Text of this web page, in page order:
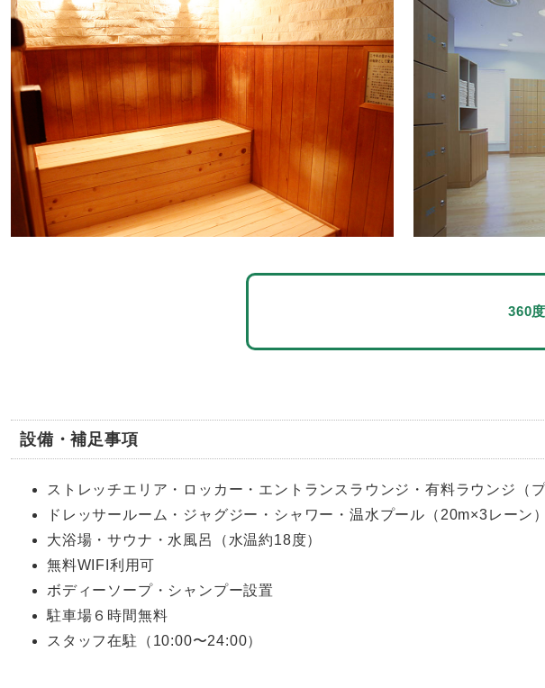
360
設備・補足事項
ストレッチエリア・ロッカー・エントランスラウンジ・有料ラウンジ（
ドレッサールーム・ジャグジー・シャワー・温水プール（20m×3レーン）
大浴場・サウナ・水風呂（水温約18度）
無料WIFI利用可
ボディーソープ・シャンプー設置
駐車場６時間無料
スタッフ在駐（10:00〜24:00）